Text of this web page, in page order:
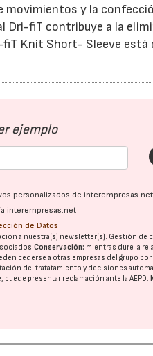
movimientos y la
Dri-fiT contribuye a la
Knit Short- Sleeve está
ejemplo
personalizados de interempresas.net
interempresas.net
de Datos
a nuestra(s) newsletter(s). Gestión de
Conservación: mientras dure la
cederse a otras empresas del grupo
del tratatamiento y decisiones
puede presentar reclamación ante laAEPD.